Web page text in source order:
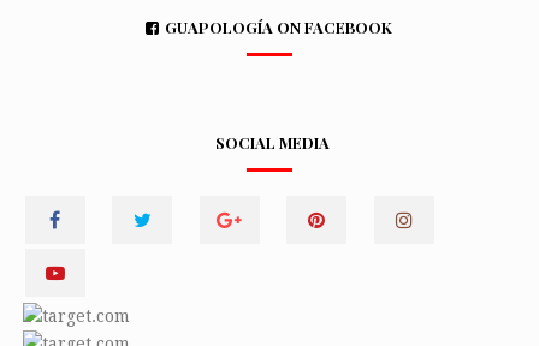
GUAPOLOGÍA ON FACEBOOK
SOCIAL MEDIA